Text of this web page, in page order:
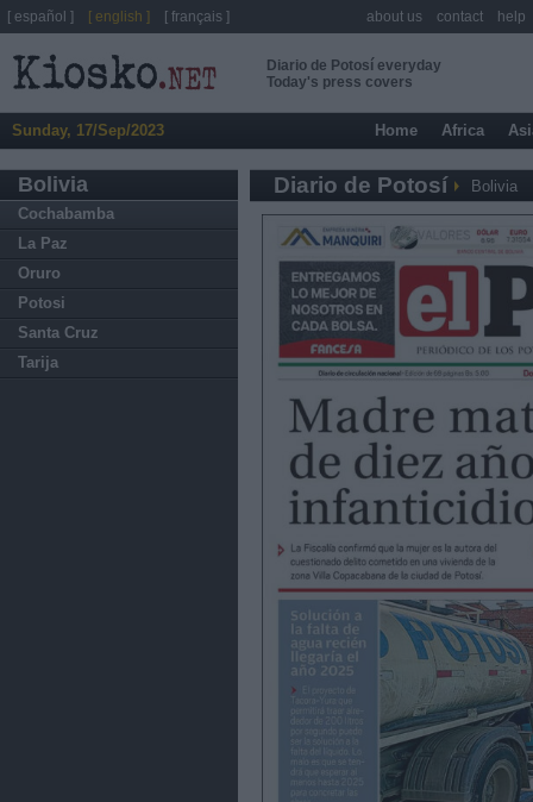
Diario de Potosí everyday
Today's press covers
Sunday, 17/Sep/2023 Home Africa
Bolivia
Cochabamba
La Paz
Oruro
Potosi
Santa Cruz
Tarija
Diario de Potosí Bolivia
[ español ] [ english ] [ français ] about us contact help